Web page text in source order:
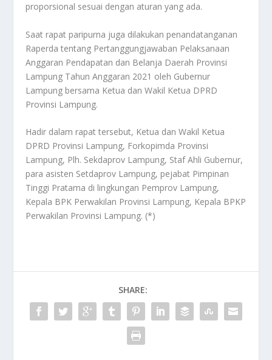
proporsional sesuai dengan aturan yang ada.
Saat rapat paripurna juga dilakukan penandatanganan
Raperda tentang Pertanggungjawaban Pelaksanaan
Anggaran Pendapatan dan Belanja Daerah Provinsi
Lampung Tahun Anggaran 2021 oleh Gubernur
Lampung bersama Ketua dan Wakil Ketua DPRD
Provinsi Lampung.
Hadir dalam rapat tersebut, Ketua dan Wakil Ketua
DPRD Provinsi Lampung, Forkopimda Provinsi
Lampung, Plh. Sekdaprov Lampung, Staf Ahli Gubernur,
para asisten Setdaprov Lampung, pejabat Pimpinan
Tinggi Pratama di lingkungan Pemprov Lampung,
Kepala BPK Perwakilan Provinsi Lampung, Kepala BPKP
Perwakilan Provinsi Lampung. (*)
SHARE: